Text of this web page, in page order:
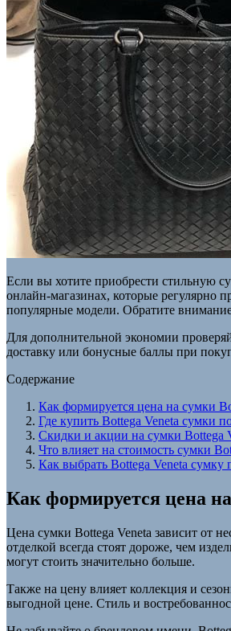
Если вы хотите приобрести стильную
онлайн-магазинах, которые регулярно
популярные модели. Обратите
Для дополнительной экономии
доставку или бонусные баллы при
Содержание
Как формируется цена на сумки
Где купить Bottega Veneta сумки
Скидки и акции на сумки Bottega
Что влияет на стоимость сумки
Как выбрать Bottega Veneta сумку
Как формируется цена
Цена сумки Bottega Veneta зависит от
отделкой всегда стоят дороже, чем
могут стоить значительно больше.
Также на цену влияет коллекция и
выгодной цене. Стиль и